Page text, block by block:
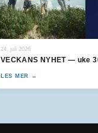
24. juli 2026
VECKANS NYHET — uke
LES MER →